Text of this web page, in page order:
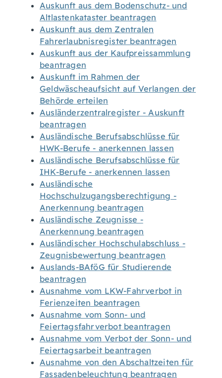
Auskunft aus dem Bodenschutz- und
Altlastenkataster beantragen
Auskunft aus dem Zentralen
Fahrerlaubnisregister beantragen
Auskunft aus der Kaufpreissammlung
beantragen
Auskunft im Rahmen der
Geldwäscheaufsicht auf Verlangen der
Behörde erteilen
Ausländerzentralregister - Auskunft
beantragen
Ausländische Berufsabschlüsse für
HWK-Berufe - anerkennen lassen
Ausländische Berufsabschlüsse für
IHK-Berufe - anerkennen lassen
Ausländische
Hochschulzugangsberechtigung -
Anerkennung beantragen
Ausländische Zeugnisse -
Anerkennung beantragen
Ausländischer Hochschulabschluss -
Zeugnisbewertung beantragen
Auslands-BAföG für Studierende
beantragen
Ausnahme vom LKW-Fahrverbot in
Ferienzeiten beantragen
Ausnahme vom Sonn- und
Feiertagsfahrverbot beantragen
Ausnahme vom Verbot der Sonn- und
Feiertagsarbeit beantragen
Ausnahme von den Abschaltzeiten für
Fassadenbeleuchtung beantragen